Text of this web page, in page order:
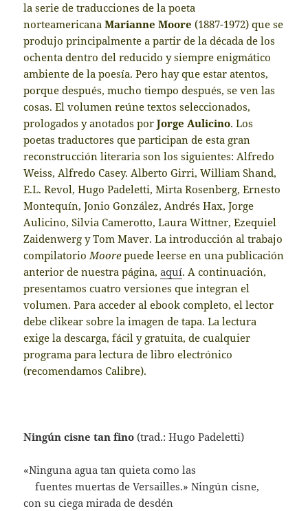
la serie de traducciones de la poeta
norteamericanaMarianne Moore (1887-1972) que se
produjo principalmente a partir de la década de los
ochenta dentro del reducido y siempre enigmático
ambiente de la poesía. Pero hay que estar atentos,
porque después, mucho tiempo después, se ven las
cosas. El volumen reúne textos seleccionados,
prologados y anotados porJorge Aulicino. Los
poetas traductores que participan de esta gran
reconstrucción literaria son los siguientes: Alfredo
Weiss, Alfredo Casey. Alberto Girri, William Shand,
E.L. Revol, Hugo Padeletti, Mirta Rosenberg, Ernesto
Montequín, Jonio González, Andrés Hax, Jorge
Aulicino, Silvia Camerotto, Laura Wittner, Ezequiel
Zaidenwerg y Tom Maver. La introducción al trabajo
compilatorioMoorepuede leerse en una publicación
anterior de nuestra página,aquí. A continuación,
presentamos cuatro versiones que integran el
volumen. Para acceder al ebook completo, el lector
debe clikear sobre la imagen de tapa. La lectura
exige la descarga, fácil y gratuita, de cualquier
programa para lectura de libro electrónico
(recomendamos Calibre).
Ningún cisne tan fino(trad.: Hugo Padeletti)
«Ninguna agua tan quieta como las
….fuentes muertas de Versailles.» Ningún cisne,
con su ciega mirada de desdén